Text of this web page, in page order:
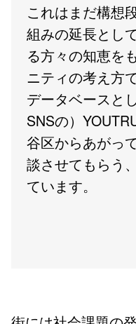
これはまだ構想
組みの延長とし
る方々の知恵を
ニティの考え方
データベースと
SNSの）
谷区からあがっ
談させてもらう
ています。